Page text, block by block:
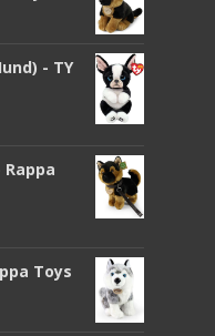
- TY
Toys